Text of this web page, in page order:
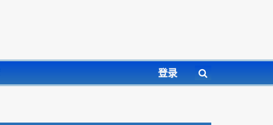
登录